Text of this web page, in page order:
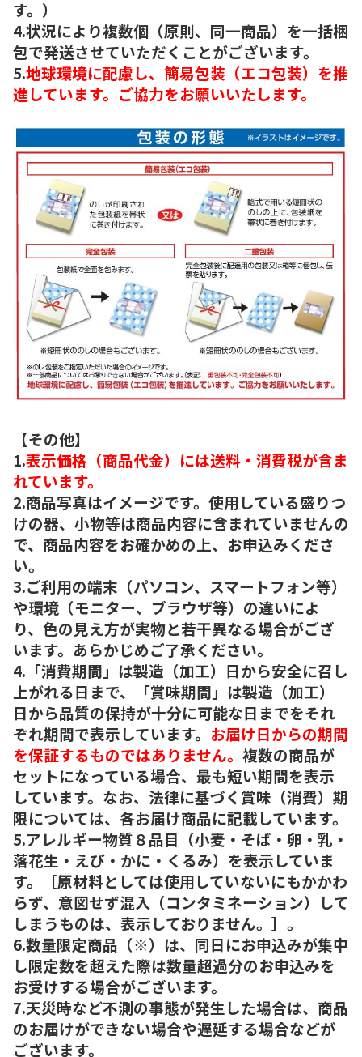
す。）
4.状況により複数個（原則、同一商品）を一括梱
包で発送させていただくことがございます。
5.地球環境に配慮し、簡易包装（エコ包装）を推
進しています。ご協力をお願いいたします。
【その他】
1.表示価格（商品代金）には送料・消費税が含ま
れています。
2.商品写真はイメージです。使用している盛りつ
けの器、小物等は商品内容に含まれていませんの
で、商品内容をお確かめの上、お申込みくださ
い。
3.ご利用の端末（パソコン、スマートフォン等）
や環境（モニター、ブラウザ等）の違いによ
り、色の見え方が実物と若干異なる場合がござ
います。あらかじめご了承ください。
4.「消費期間」は製造（加工）日から安全に召し
上がれる日まで、「賞味期間」は製造（加工）
日から品質の保持が十分に可能な日までをそれ
ぞれ期間で表示しています。 お届け日からの期間
を保証するものではありません。 複数の商品が
セットになっている場合、最も短い期間を表示
しています。なお、法律に基づく賞味（消費）期
限については、各お届け商品に記載しています。
5.アレルギー物質８品目（小麦・そば・卵・乳・
落花生・えび・かに・くるみ）を表示していま
す。［原材料としては使用していないにもかかわ
らず、意図せず混入（コンタミネーション）して
しまうものは、表示しておりません。］。
6.数量限定商品（※）は、同日にお申込みが集中
し限定数を超えた際は数量超過分のお申込みを
お受けする場合がございます。
7.天災時など不測の事態が発生した場合は、商品
のお届けができない場合や遅延する場合などが
ございます。